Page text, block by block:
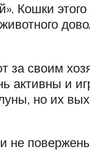
Кошки
за своим
активны и
но их
не